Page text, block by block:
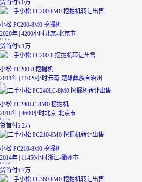
贷首付5.0万
小松 PC200-8M0 挖掘机
2020年 | 4200小时北京-北京市
12.8 万
贷首付5.1万
小松 PC200-8 挖掘机
2011年 | 11020小时云南-楚雄彝族自治州
7 万
小松 PC240LC-8M0 挖掘机
2018年 | 4600小时北京-北京市
15.5 万
贷首付6.2万
小松 PC210-8M0 挖掘机
2014年 | 11450小时浙江-衢州市
16.8
贷首付6.7万